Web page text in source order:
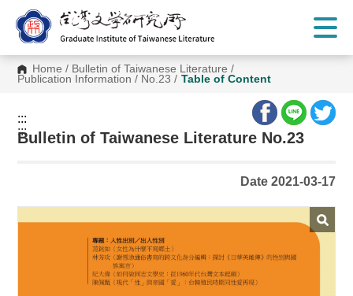
C
Home / Bulletin of Taiwanese Literature /
Publication Information / No.23 / Table of Content
:::
:::
Bulletin of Taiwanese Literature No.23
Date 2021-03-17